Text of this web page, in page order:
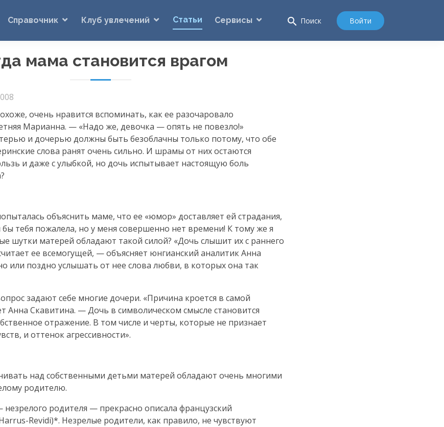
Справочник Клуб увлечений Статьи Сервисы search Поиск Войти
мама становится врагом
очень нравится вспоминать, как ее разочаровало
Марианна. — «Надо же, девочка — опять не повезло!»
и дочерью должны быть безоблачны только потому, что обе
слова ранят очень сильно. И шрамы от них остаются
и даже с улыбкой, но дочь испытывает настоящую боль
объяснить маме, что ее «юмор» доставляет ей страдания,
тебя пожалела, но у меня совершенно нет времени! К тому же я
шутки матерей обладают такой силой? «Дочь слышит их с раннего
ее всемогущей, — объясняет юнгианский аналитик Анна
или поздно услышать от нее слова любви, в которых она так
задают себе многие дочери. «Причина кроется в самой
Анна Скавитина. — Дочь в символическом смысле становится
отражение. В том числе и черты, которые не признает
и оттенок агрессивности».
над собственными детьми матерей обладают очень многими
родителю.
родителя — прекрасно описала французский
Revidi)*. Незрелые родители, как правило, не чувствуют